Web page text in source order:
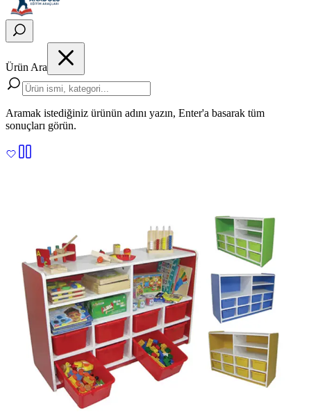
Ürün Ara
Aramak istediğiniz ürünün adını yazın, Enter'a basarak tüm
sonuçları görün.